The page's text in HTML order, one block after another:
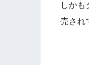
しかも
売され